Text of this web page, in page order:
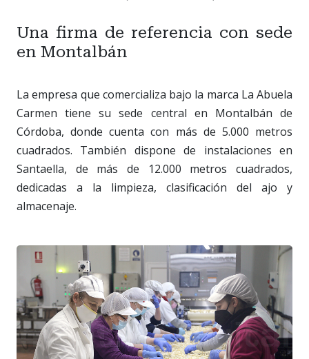
Una firma de referencia con sede
en Montalbán
La empresa que comercializa bajo la marca La Abuela
Carmen tiene su sede central en Montalbán de
Córdoba, donde cuenta con más de 5.000 metros
cuadrados. También dispone de instalaciones en
Santaella, de más de 12.000 metros cuadrados,
dedicadas a la limpieza, clasificación del ajo y
almacenaje.